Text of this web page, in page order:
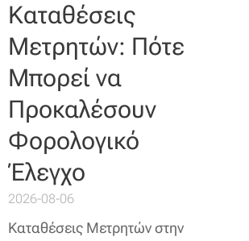
Καταθέσεις
Μετρητών: Πότε
Μπορεί να
Προκαλέσουν
Φορολογικό
Έλεγχο
2026-08-06
Καταθέσεις Μετρητών στην